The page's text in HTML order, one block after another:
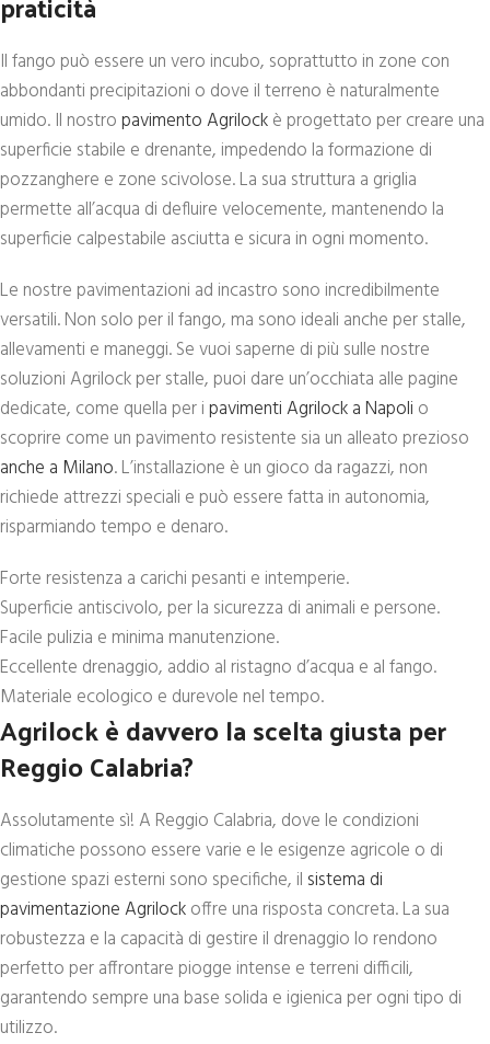
Il fango può essere un vero incubo, soprattutto in zone con
abbondanti precipitazioni o dove il terreno è naturalmente
umido. Il nostropavimento Agrilockè progettato per creare una
superficie stabile e drenante, impedendo la formazione di
pozzanghere e zone scivolose. La sua struttura a griglia
permette all’acqua di defluire velocemente, mantenendo la
superficie calpestabile asciutta e sicura in ogni momento.
Le nostre pavimentazioni ad incastro sono incredibilmente
versatili. Non solo per il fango, ma sono ideali anche per stalle,
allevamenti e maneggi. Se vuoi saperne di più sulle nostre
soluzioni Agrilock per stalle, puoi dare un’occhiata alle pagine
dedicate, come quella per ipavimenti Agrilock a Napoli o
scoprire come un pavimento resistente sia un alleato prezioso
anche a Milano. L’installazione è un gioco da ragazzi, non
richiede attrezzi speciali e può essere fatta in autonomia,
risparmiando tempo e denaro.
Forte resistenza a carichi pesanti e intemperie.
Superficie antiscivolo, per la sicurezza di animali e persone.
Facile pulizia e minima manutenzione.
Eccellente drenaggio, addio al ristagno d’acqua e al fango.
Materiale ecologico e durevole nel tempo.
Agrilock è davvero la scelta giusta per
Reggio Calabria?
Assolutamente sì! A Reggio Calabria, dove le condizioni
climatiche possono essere varie e le esigenze agricole o di
gestione spazi esterni sono specifiche, il sistema di
pavimentazione Agrilockoffre una risposta concreta. La sua
robustezza e la capacità di gestire il drenaggio lo rendono
perfetto per affrontare piogge intense e terreni difficili,
garantendo sempre una base solida e igienica per ogni tipo di
utilizzo.